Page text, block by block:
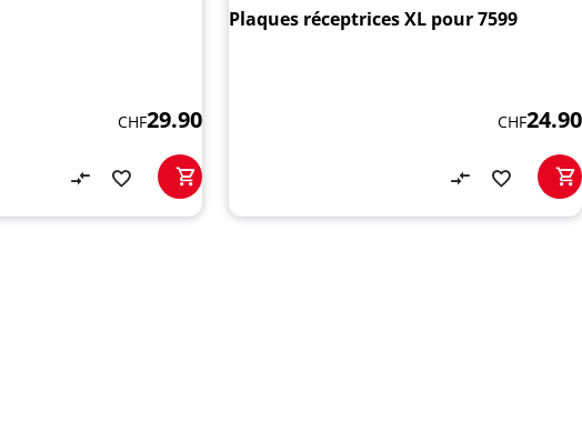
CHF29.90
Plaques réceptrices XL pour 7599
CHF24.90